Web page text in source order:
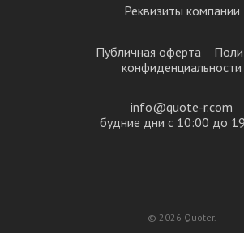
Реквизиты компании
Публичная оферта
конфиденциальности
info@quote-r.com
будние дни с 10:00 до
© 2026 Quoter.